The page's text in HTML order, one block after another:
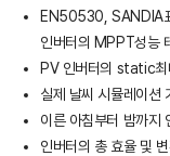
EN50530, SANDIA
인버터의 MPPT성능
PV 인버터의 static최
실제 날씨 시뮬레이션
이른 아침부터 밤까지
인버터의 총 효율 및